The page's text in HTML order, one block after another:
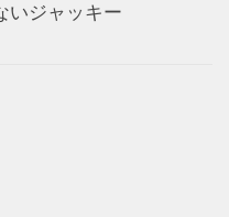
いジャッキー